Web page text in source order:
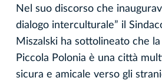
Nel suo discorso che
dialogo interculturale” il
Miszalski ha sottolineato che
Piccola Polonia è una città
sicura e amicale verso gli